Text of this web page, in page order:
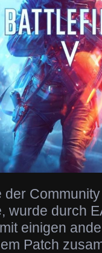
wurde durch
einigen
Patch